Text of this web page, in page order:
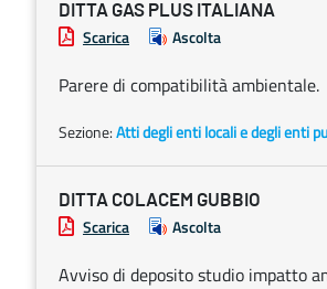
DITTA GAS PLUS ITALIANA
Scarica Ascolta
Parere di compatibilità ambientale.
Sezione:Atti degli enti locali e degli enti
DITTA COLACEM GUBBIO
Scarica Ascolta
Avviso di deposito studio impatto